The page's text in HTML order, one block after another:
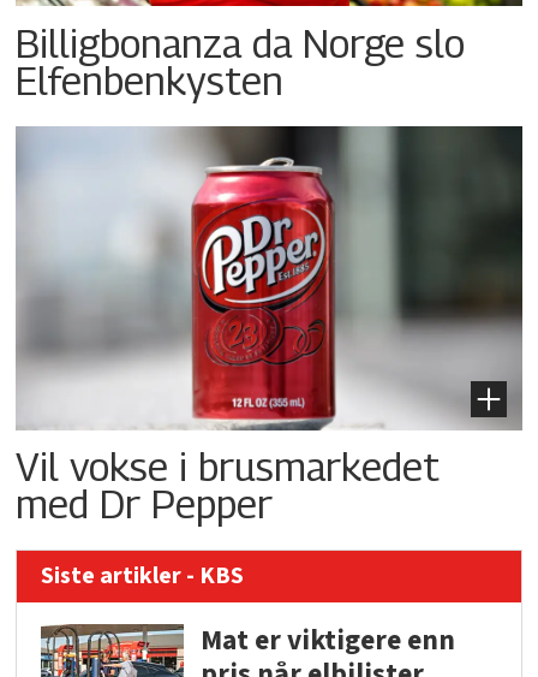
Billigbonanza da Norge slo
Elfenbenkysten
Vil vokse i brusmarkedet
med Dr Pepper
Siste artikler - KBS
Mat er viktigere enn